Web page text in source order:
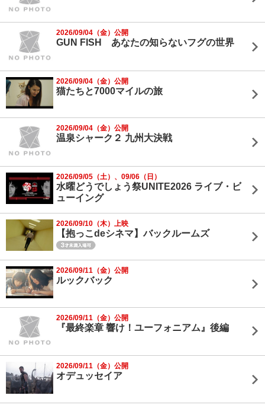
2026/09/04（金）公開
GUN FISH あなたの知らないフグの世界
2026/09/04（金）公開
猫たちと7000マイルの旅
2026/09/04（金）公開
温泉シャーク２ 九州大決戦
2026/09/05（土）、09/06（日）
水曜どうでしょう祭UNITE2026 ライブ・ビ
ューイング
2026/09/10（木）上映
【抱っこdeシネマ】バックルームズ
2026/09/11（金）公開
ルックバック
2026/09/11（金）公開
『最終楽章 響け！ユーフォニアム』後編
2026/09/11（金）公開
オデュッセイア